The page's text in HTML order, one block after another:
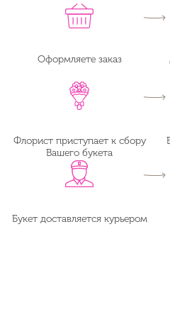
Оформляете заказ
Флорист приступает к сбору
Вашего букета
Букет доставляется курьером